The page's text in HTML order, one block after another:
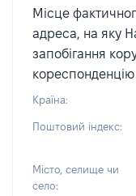
Місце
адреса, на яку
запобігання
кореспонденцію
Країна:
Поштовий індекс:
Місто, селище чи
село: